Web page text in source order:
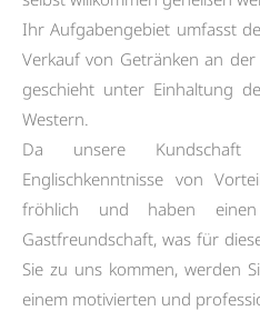
Ihr Aufgabengebiet umfasst
Verkauf von Getränken an
geschieht unter Einhaltung
Western.
Da unsere
Englischkenntnisse von
fröhlich und haben
Gastfreundschaft, was für
Sie zu uns kommen, werden
einem motivierten und